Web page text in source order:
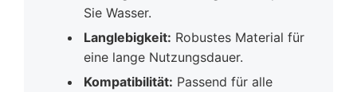
Sie Wasser.
Langlebigkeit: Robustes Material für
eine lange Nutzungsdauer.
Kompatibilität: Passend für alle